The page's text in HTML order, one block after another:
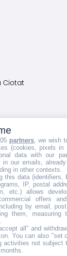
Ciotat
confiées
gestion et la
équipes et la
partners , we wish
(cookies, pixels
data with our
in our emails,
in other contexts.
this data (identifiers,
IP, postal
etc.) allows
offers
by email,
them, measuring
all" and
. You can also "set
activities not subject